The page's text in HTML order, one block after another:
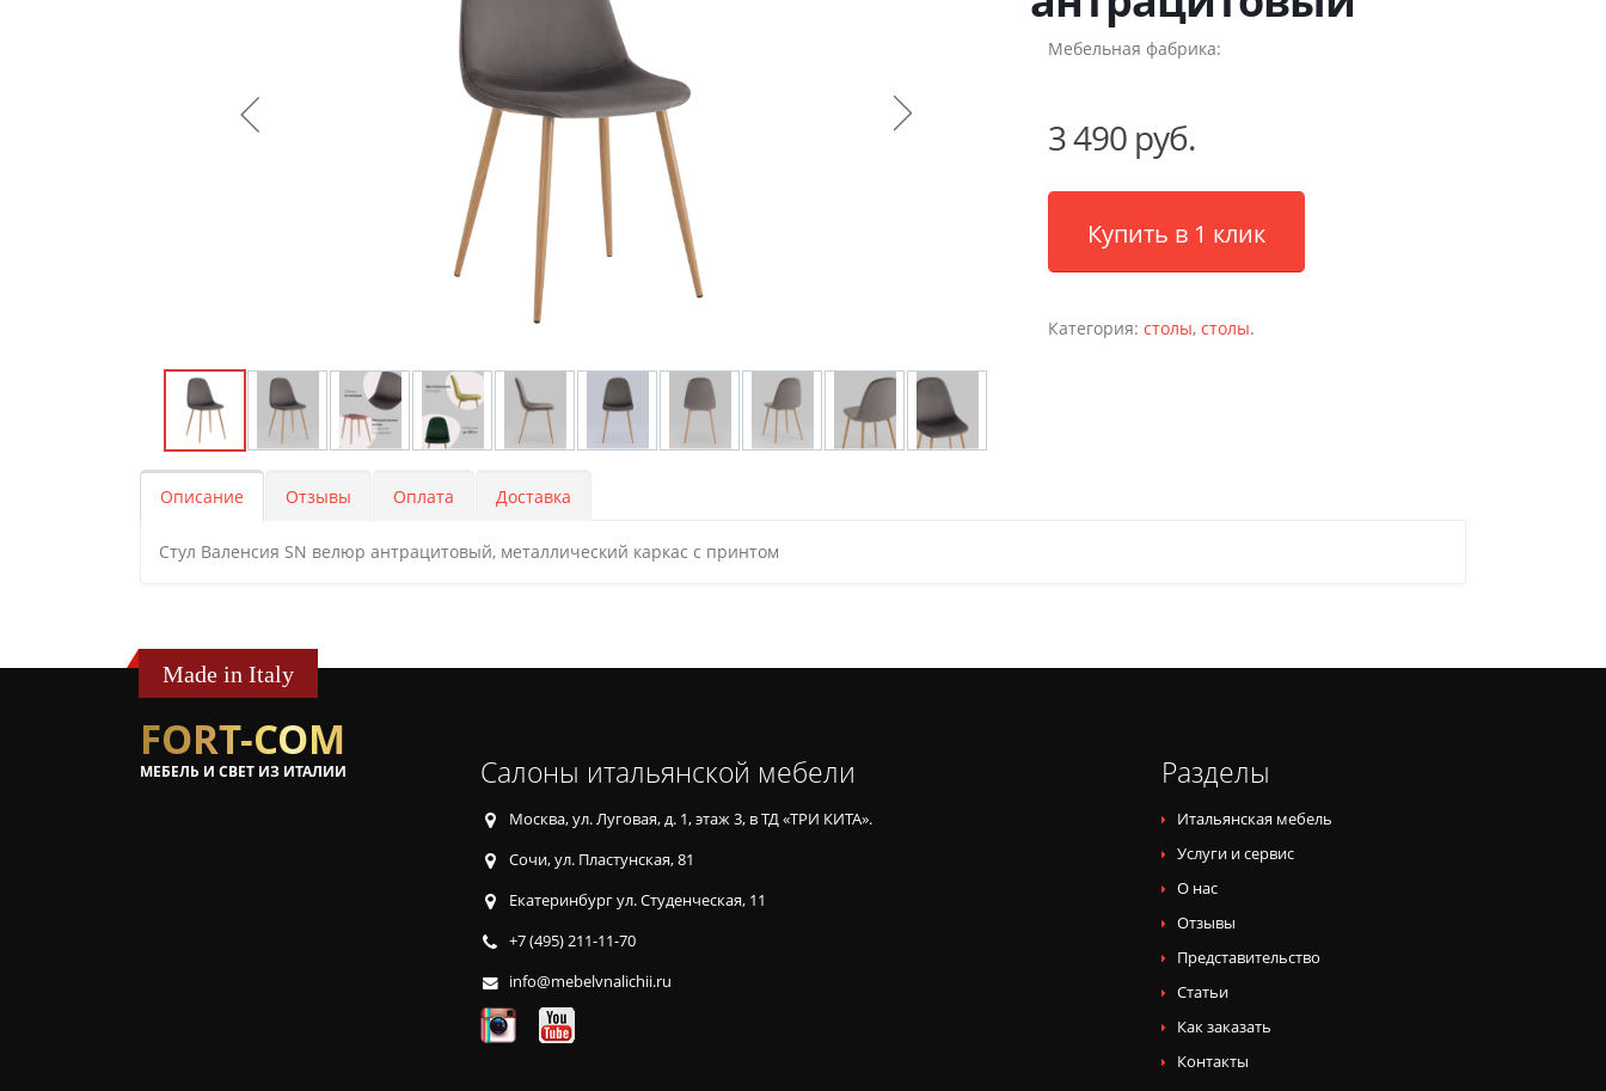
Мебельная фабрика:
3 490 руб.
Купить в 1 клик
Категория: столы, столы.
Описание Отзывы Оплата Доставка
Стул Валенсия SN велюр антрацитовый, металлический каркас с принтом
Made in Italy
FORT-COM
МЕБЕЛЬ И СВЕТ ИЗ ИТАЛИИ Салоны итальянской мебели
Москва, ул. Луговая, д. 1, этаж 3, в ТД «ТРИ КИТА».
Сочи, ул. Пластунская, 81
Екатеринбург ул. Студенческая, 11
+7 (495) 211-11-70
info@mebelvnalichii.ru
Разделы
Итальянская мебель
Услуги и сервис
О нас
Отзывы
Представительство
Статьи
Как заказать
Контакты